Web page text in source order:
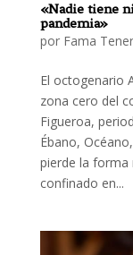
«Nadie tiene
pandemia»
por Fama
El octogenario
zona cero del
Figueroa,
Ébano,
pierde la forma
confinado en...